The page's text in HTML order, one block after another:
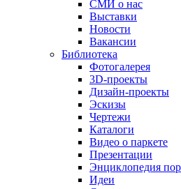
СМИ о нас
Выставки
Новости
Вакансии
Библиотека
Фотогалерея
3D-проекты
Дизайн-проекты
Эскизы
Чертежи
Каталоги
Видео о паркете
Презентации
Энциклопедия
Идеи